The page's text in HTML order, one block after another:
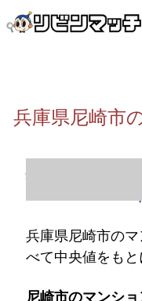
兵庫県尼崎市
兵庫県尼崎市の
兵庫県尼崎市の
べて中央値をもと
尼崎市のマンシ